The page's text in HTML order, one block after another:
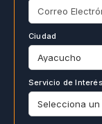
Ciudad
Servicio de Interés